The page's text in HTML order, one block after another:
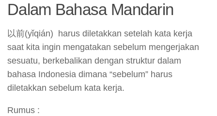
Dalam Bahasa Mandarin
以前(yǐqián) harus diletakkan setelah kata kerja
saat kita ingin mengatakan sebelum mengerjakan
sesuatu, berkebalikan dengan struktur dalam
bahasa Indonesia dimana “sebelum” harus
diletakkan sebelum kata kerja.
Rumus :